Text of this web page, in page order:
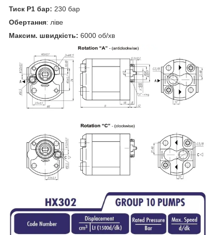
Тиск P1 бар: 230 бар
Обертання: ліве
Максим. швидкість: 6000 об/хв